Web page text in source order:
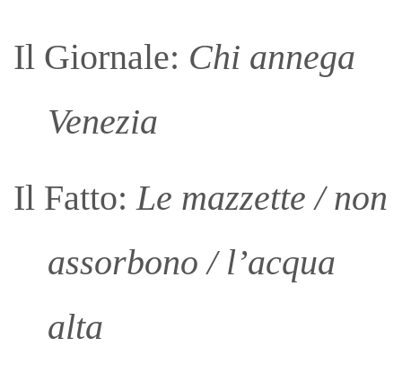
Il Giornale: Chi annega
Venezia
Il Fatto: Le mazzette / non
assorbono / l’acqua
alta